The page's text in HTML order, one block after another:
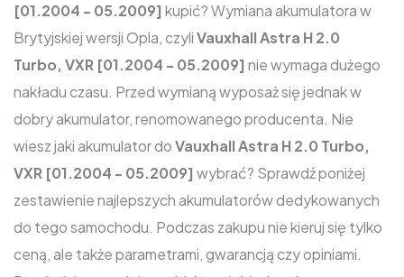
[01.2004 - 05.2009] kupić? Wymiana akumulatora w
Brytyjskiej wersji Opla, czyliVauxhall Astra H 2.0
Turbo, VXR [01.2004 - 05.2009] nie wymaga dużego
nakładu czasu. Przed wymianą wyposaż się jednak w
dobry akumulator, renomowanego producenta. Nie
wiesz jaki akumulator doVauxhall Astra H 2.0 Turbo,
VXR [01.2004 - 05.2009] wybrać? Sprawdź poniżej
zestawienie najlepszych akumulatorów dedykowanych
do tego samochodu. Podczas zakupu nie kieruj się tylko
ceną, ale także parametrami, gwarancją czy opiniami.